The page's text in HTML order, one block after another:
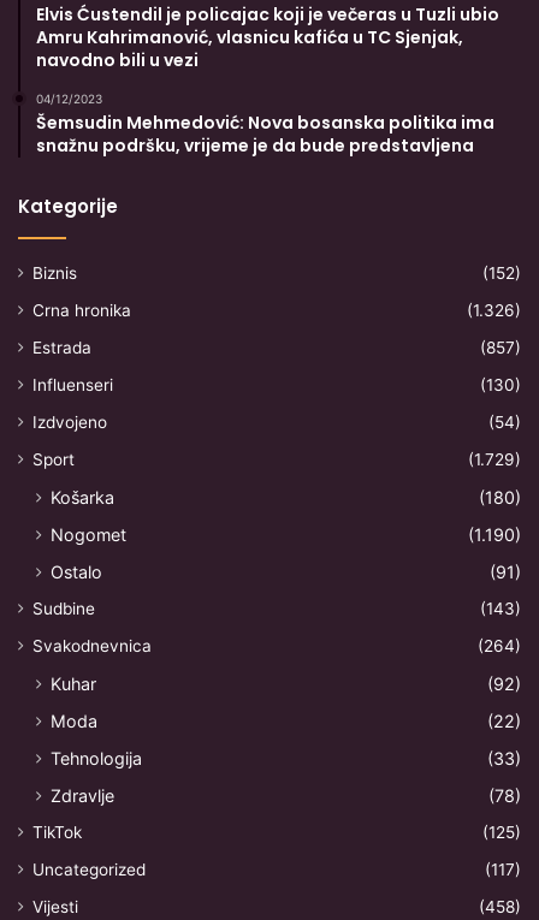
Elvis Ćustendil je policajac koji je večeras u Tuzli ubio
Amru Kahrimanović, vlasnicu kafića u TC Sjenjak,
navodno bili u vezi
04/12/2023
Šemsudin Mehmedović: Nova bosanska politika ima
snažnu podršku, vrijeme je da bude predstavljena
Kategorije
Biznis
(152)
Crna hronika
(1.326)
Estrada
(857)
Influenseri
(130)
Izdvojeno
(54)
Sport
(1.729)
Košarka
(180)
Nogomet
(1.190)
Ostalo
(91)
Sudbine
(143)
Svakodnevnica
(264)
Kuhar
(92)
Moda
(22)
Tehnologija
(33)
Zdravlje
(78)
TikTok
(125)
Uncategorized
(117)
Vijesti
(458)